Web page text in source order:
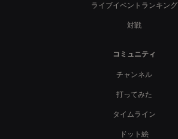
ライブイベントランキング
対戦
コミュニティ
チャンネル
打ってみた
タイムライン
ドット絵